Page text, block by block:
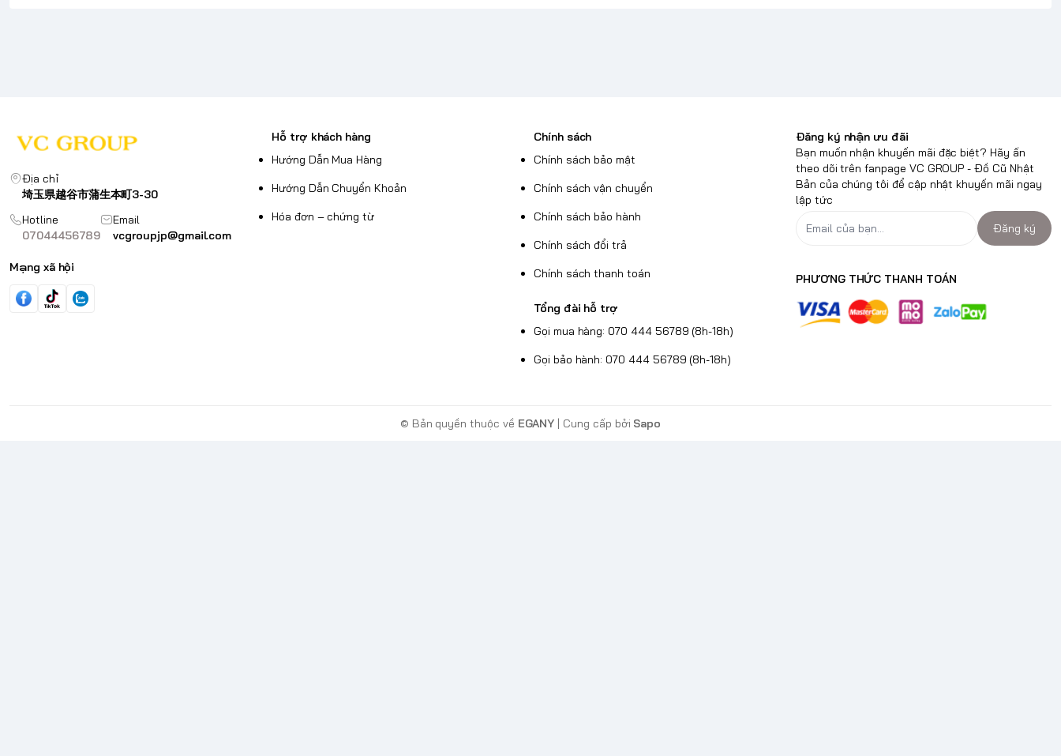
Địa chỉ
埼玉県越谷市蒲生本町3-30
Hotline
07044456789
Email
vcgroupjp@gmail.com
Mạng xã hội
Hỗ trợ khách hàng
Hướng Dẫn Mua Hàng
Hướng Dẫn Chuyển Khoản
Hóa đơn – chứng từ
Chính sách
Chính sách bảo mật
Chính sách vận chuyển
Chính sách bảo hành
Chính sách đổi trả
Chính sách thanh toán
Tổng đài hỗ trợ
Gọi mua hàng: 070 444 56789 (8h-18h)
Gọi bảo hành: 070 444 56789 (8h-18h)
Đăng ký nhận ưu đãi
Bạn muốn nhận khuyến mãi đặc biệt? Hãy ấn
theo dõi trên fanpage VC GROUP - Đồ Cũ Nhật
Bản của chúng tôi để cập nhật khuyến mãi ngay
lập tức
Đăng ký
PHƯƠNG THỨC THANH TOÁN
© Bản quyền thuộc về EGANY | Cung cấp bởi Sapo